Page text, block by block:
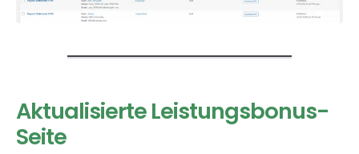
Aktualisierte Leistungsbonus-
Seite